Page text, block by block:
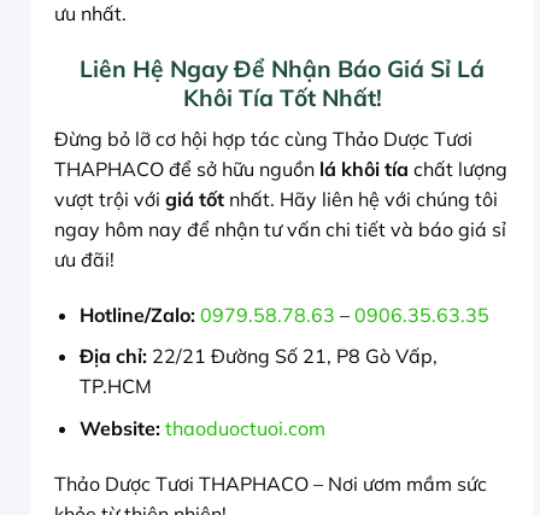
ưu nhất.
Liên Hệ Ngay Để Nhận Báo Giá Sỉ Lá
Khôi Tía Tốt Nhất!
Đừng bỏ lỡ cơ hội hợp tác cùng Thảo Dược Tươi
THAPHACO để sở hữu nguồn lá khôi tía chất lượng
vượt trội với giá tốt nhất. Hãy liên hệ với chúng tôi
ngay hôm nay để nhận tư vấn chi tiết và báo giá sỉ
ưu đãi!
Hotline/Zalo: 0979.58.78.63 – 0906.35.63.35
Địa chỉ:22/21 Đường Số 21, P8 Gò Vấp,
TP.HCM
Website: thaoduoctuoi.com
Thảo Dược Tươi THAPHACO – Nơi ươm mầm sức